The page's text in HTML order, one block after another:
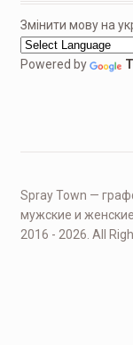
Змінити мову на
Powered by
Spray Town —
мужские и
2016 - 2026. All